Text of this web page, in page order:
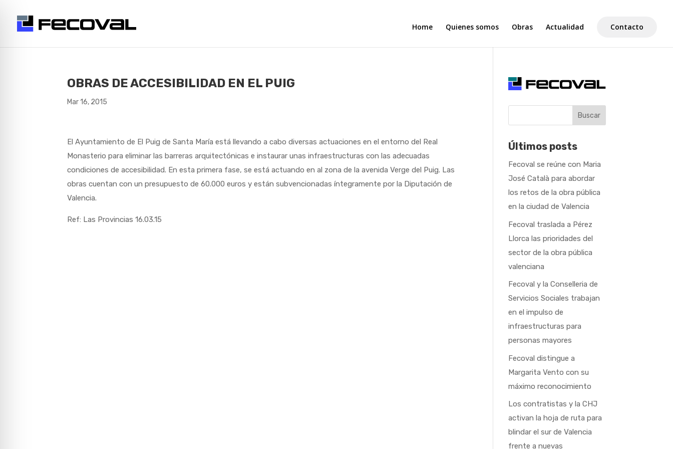
Home Quienes somos Obras Actualidad Contacto
OBRAS DE ACCESIBILIDAD EN EL PUIG
Mar 16, 2015
El Ayuntamiento de El Puig de Santa María está llevando a cabo diversas actuaciones en el entorno del Real
Monasterio para eliminar las barreras arquitectónicas e instaurar unas infraestructuras con las adecuadas
condiciones de accesibilidad. En esta primera fase, se está actuando en al zona de la avenida Verge del Puig. Las
obras cuentan con un presupuesto de 60.000 euros y están subvencionadas íntegramente por la Diputación de
Valencia.
Ref: Las Provincias 16.03.15
Buscar
Últimos posts
Fecoval se reúne con Maria
José Català para abordar
los retos de la obra pública
en la ciudad de Valencia
Fecoval traslada a Pérez
Llorca las prioridades del
sector de la obra pública
valenciana
Fecoval y la Conselleria de
Servicios Sociales trabajan
en el impulso de
infraestructuras para
personas mayores
Fecoval distingue a
Margarita Vento con su
máximo reconocimiento
Los contratistas y la CHJ
activan la hoja de ruta para
blindar el sur de Valencia
frente a nuevas